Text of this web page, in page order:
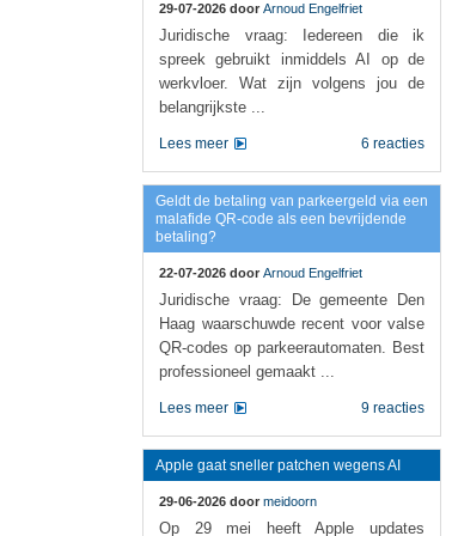
29-07-2026 door Arnoud Engelfriet
Juridische vraag: Iedereen die ik
spreek gebruikt inmiddels AI op de
werkvloer. Wat zijn volgens jou de
belangrijkste ...
6 reacties
Lees meer
Geldt de betaling van parkeergeld via een
malafide QR-code als een bevrijdende
betaling?
22-07-2026 door Arnoud Engelfriet
Juridische vraag: De gemeente Den
Haag waarschuwde recent voor valse
QR-codes op parkeerautomaten. Best
professioneel gemaakt ...
9 reacties
Lees meer
Apple gaat sneller patchen wegens AI
29-06-2026 door meidoorn
Op 29 mei heeft Apple updates